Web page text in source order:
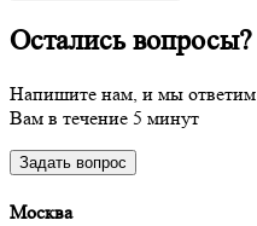
Остались вопросы?
Напишите нам, и мы ответим
Вам в течение 5 минут
Задать вопрос
Москва